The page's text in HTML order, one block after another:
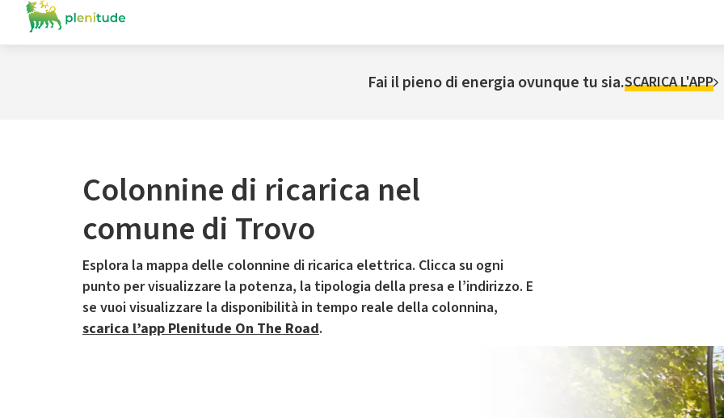
Fai il pieno di energia ovunque tu sia.SCARICA L'APP
Colonnine di ricarica nel
comune di Trovo
Esplora la mappa delle colonnine di ricarica elettrica. Clicca su ogni
punto per visualizzare la potenza, la tipologia della presa e l’indirizzo. E
se vuoi visualizzare la disponibilità in tempo reale della colonnina,
scarica l’app Plenitude On The Road.